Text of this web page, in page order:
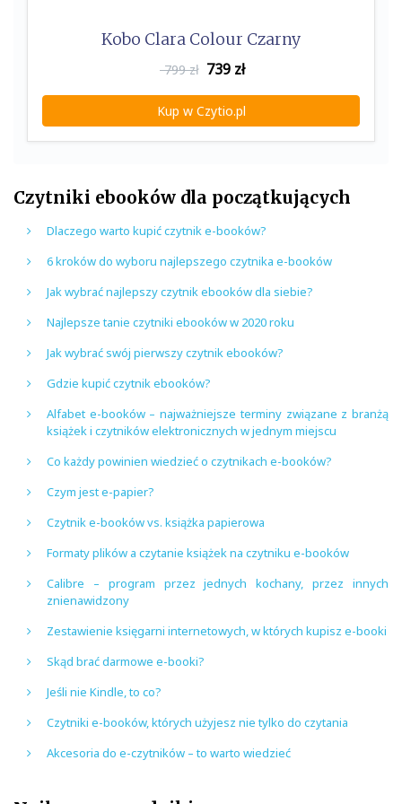
Kobo Clara Colour Czarny
799 zł 739 zł
Kup w Czytio.pl
Czytniki ebooków dla początkujących
Dlaczego warto kupić czytnik e-booków?
6 kroków do wyboru najlepszego czytnika e-booków
Jak wybrać najlepszy czytnik ebooków dla siebie?
Najlepsze tanie czytniki ebooków w 2020 roku
Jak wybrać swój pierwszy czytnik ebooków?
Gdzie kupić czytnik ebooków?
Alfabet e-booków – najważniejsze terminy związane z branżą
książek i czytników elektronicznych w jednym miejscu
Co każdy powinien wiedzieć o czytnikach e-booków?
Czym jest e-papier?
Czytnik e-booków vs. książka papierowa
Formaty plików a czytanie książek na czytniku e-booków
Calibre – program przez jednych kochany, przez innych
znienawidzony
Zestawienie księgarni internetowych, w których kupisz e-booki
Skąd brać darmowe e-booki?
Jeśli nie Kindle, to co?
Czytniki e-booków, których użyjesz nie tylko do czytania
Akcesoria do e-czytników – to warto wiedzieć